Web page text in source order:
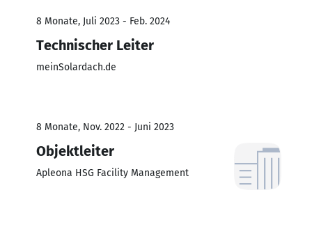
8 Monate, Juli 2023 - Feb. 2024
Technischer Leiter
meinSolardach.de
8 Monate, Nov. 2022 - Juni 2023
Objektleiter
Apleona HSG Facility Management